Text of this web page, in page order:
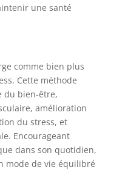
une santé
comme bien plus
Cette méthode
du bien-être,
amélioration
du stress, et
Encourageant
dans son quotidien,
mode de vie équilibré